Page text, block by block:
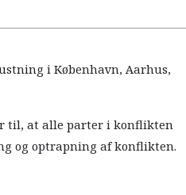
i København, Aarhus,
til, at alle parter i konflikten
og optrapning af konflikten.